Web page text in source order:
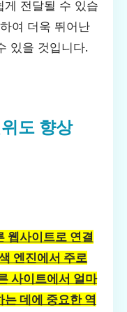
게 전달될 수 있습
여 더욱 뛰어난
있을 것입니다.
도 향상
웹사이트로 연결
엔진에서 주로
사이트에서 얼마
데에 중요한 역